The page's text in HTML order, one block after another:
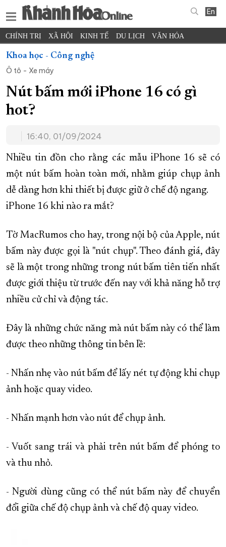
En
CHÍNH TRỊ XÃ HỘI KINH TẾ DU LỊCH VĂN HÓA
THỂ THAO ĐỜI SỐNG TIN ĐỊA PHƯƠNG
KHOA HỌC - CÔNG NGHỆ
THẾ GIỚI MULTIMEDIA VIDEO ĐỌC BÁO ONLINE
PODCAST
TRƯỜNG SA BIỂN ĐẢO QUÊ HƯƠNG
CHUNG TAY CẢI CÁCH HÀNH CHÍNH
XÂY DỰNG NÔNG THÔN MỚI LỊCH CẮT ĐIỆN
TÀU - XE - MÁY BAY
KỶ NIỆM 370 NĂM XÂY DỰNG VÀ PHÁT TRIỂN TỈNH KHÁNH HÒA
XÂY DỰNG KHÁNH HÒA TRỞ THÀNH THÀNH PHỐ TRỰC THUỘC
Khoa học - Công nghệ
Ô tô - Xe máy
Nút bấm mới iPhone 16 có gì
hot?
16:40, 01/09/2024
Nhiều tin đồn cho rằng các mẫu iPhone 16 sẽ có
một nút bấm hoàn toàn mới, nhằm giúp chụp ảnh
dễ dàng hơn khi thiết bị được giữ ở chế độ ngang.
iPhone 16 khi nào ra mắt?
Tờ MacRumos cho hay, trong nội bộ của Apple, nút
bấm này được gọi là "nút chụp". Theo đánh giá, đây
sẽ là một trong những trong nút bấm tiên tiến nhất
được giới thiệu từ trước đến nay với khả năng hỗ trợ
nhiều cử chỉ và động tác.
Đây là những chức năng mà nút bấm này có thể làm
được theo những thông tin bên lề:
- Nhấn nhẹ vào nút bấm để lấy nét tự động khi chụp
ảnh hoặc quay video.
- Nhấn mạnh hơn vào nút để chụp ảnh.
- Vuốt sang trái và phải trên nút bấm để phóng to
và thu nhỏ.
- Người dùng cũng có thể nút bấm này để chuyển
đổi giữa chế độ chụp ảnh và chế độ quay video.